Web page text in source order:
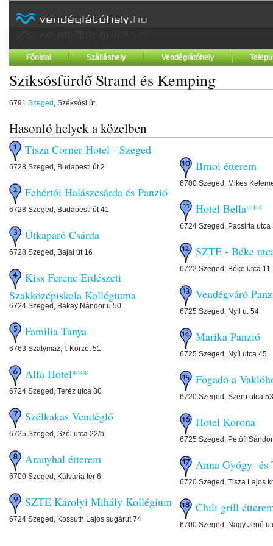
Főoldal Szálláshely Vendéglátóhely
Sziksósfürdő Strand és Kemping
6791 Szeged , Széksósi út.
Hasonló helyek a közelben
Tisza Corner Hotel - Szeged
6728 Szeged, Budapesti út 2.
Fehértói Halászcsárda és Panzió
6728 Szeged, Budapesti út 41
Útkaparó Csárda
6728 Szeged, Bajai út 16
Kiss Ferenc Erdészeti
Szakközépiskola Kollégiuma
6724 Szeged, Bakay Nándor u.50.
Familia Tanya
6763 Szatymaz, I. Körzet 51.
Alfa Hotel***
6724 Szeged, Teréz utca 30
Szélkakas Vendéglő
6725 Szeged, Szél utca 22/b
Aranyhal étterem
6700 Szeged, Kálvária tér 6.
SZTE Károlyi Mihály Kollégium
6724 Szeged, Kossuth Lajos sugárút 74
Brnoi étterem
6700 Szeged, Mikes
Hotel Bella***
6724 Szeged, Pacsirta utca
SZTE - Béke
6722 Szeged, Béke utca
Vendégváró
6725 Szeged, Nyíl u. 54
Marika Panzió
6725 Szeged, Nyíl utca 45.
Fogadó a
6720 Szeged, Szerb utca
Hotel Korona
6725 Szeged, Petőfi
Anna Gyógy- és
6720 Szeged, Tisza Lajos
Chili grill
6700 Szeged, Nagy Jenő